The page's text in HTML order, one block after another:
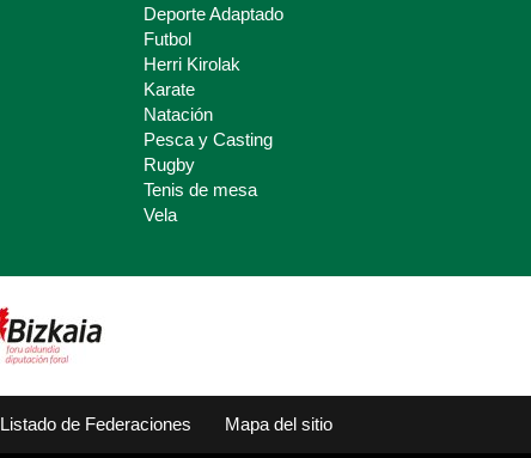
Deporte Adaptado
Futbol
Herri Kirolak
Karate
Natación
Pesca y Casting
Rugby
Tenis de mesa
Vela
Listado de Federaciones Mapa del sitio